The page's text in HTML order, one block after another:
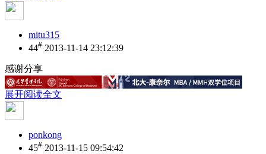
mitu315
44# 2013-11-14 23:12:39
感谢分享
展开阅读全文
ponkong
45# 2013-11-15 09:54:42